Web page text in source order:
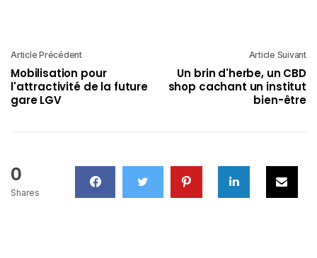
Article Précédent
Mobilisation pour
l'attractivité de la future
gare LGV
Article Suivant
Un brin d'herbe, un CBD
shop cachant un institut
bien-être
0
Shares